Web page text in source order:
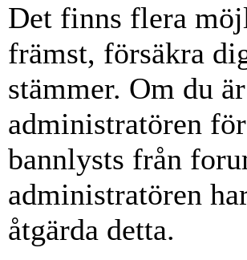
Det finns flera
främst, försäkra
stämmer. Om du
administratören
bannlysts från
administratören
åtgärda detta.